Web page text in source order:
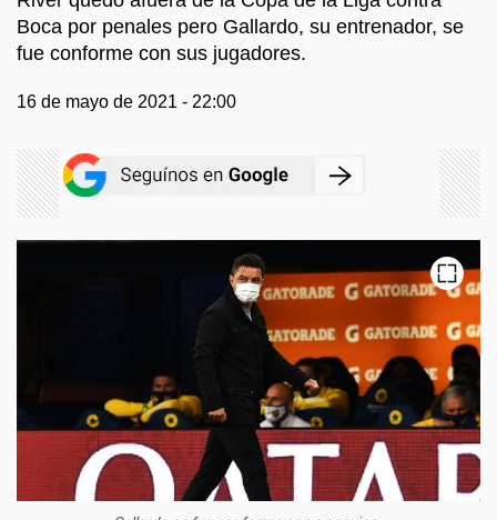
Boca por penales pero Gallardo, su entrenador, se
fue conforme con sus jugadores.
16 de mayo de 2021 - 22:00